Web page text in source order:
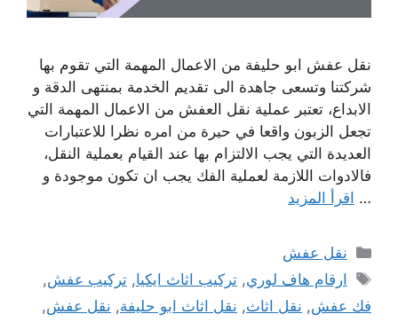
نقل عفش ابو حليفة من الاعمال المهمة التي تقوم بها
شركتنا وتسعى جاهدة الى تقديم الخدمة بمنتهى الدقة و
الابداع، تعتبر عملية نقل العفش من الاعمال المهمة التي
تجعل الزبون واقعا في حيرة من امره نظرا للاعتبارات
العديدة التي يجب الالتزام بها عند القيام بعملية النقل،
فالادوات اللازمة لعملية الفك يجب ان تكون موجودة و
… اقرأ المزيد
التصنيفات
نقل عفش
الوسوم
ارقام هاف لوري,تركيب اثاث ايكيا,تركيب عفش,
فك عفش, نقل اثاث, نقل اثاث ابو حليفة, نقل عفش,